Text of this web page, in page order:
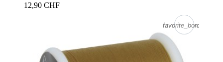
12,90 CHF
favorite_border
favorite_border